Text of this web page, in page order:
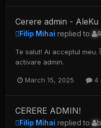
Cerere admin - AleKu
Filip Mihai replied to
Te salut! Ai acceptul
activare admin.
March 15, 2025 4
CERERE ADMIN!
Filip Mihai replied to